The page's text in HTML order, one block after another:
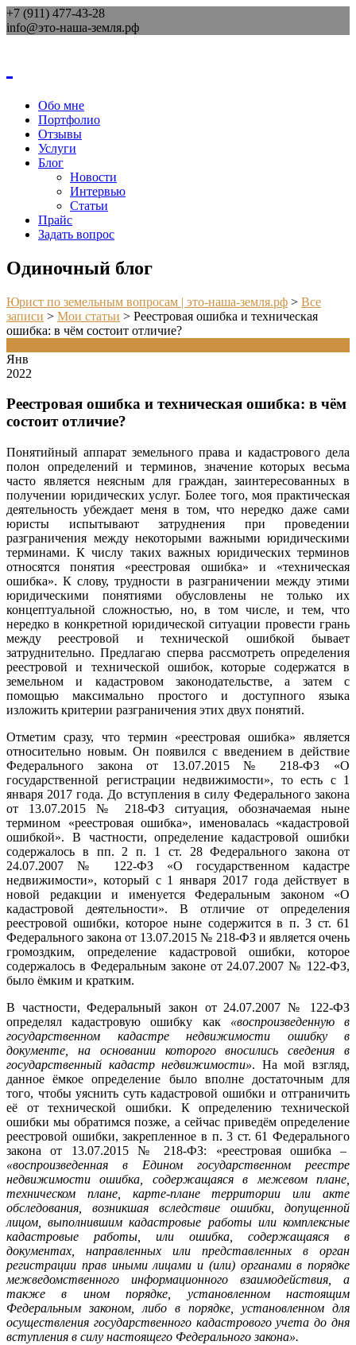
+7 (911) 477-43-28
info@это-наша-земля.рф
Обо мне
Портфолио
Отзывы
Услуги
Блог
Новости
Интервью
Статьи
Прайс
Задать вопрос
Одиночный блог
Юрист по земельным вопросам | это-наша-земля.рф > Все
записи > Мои статьи > Реестровая ошибка и техническая
ошибка: в чём состоит отличие?
Янв
2022
Реестровая ошибка и техническая ошибка: в чём
состоит отличие?
Понятийный аппарат земельного права и кадастрового дела
полон определений и терминов, значение которых весьма
часто является неясным для граждан, заинтересованных в
получении юридических услуг. Более того, моя практическая
деятельность убеждает меня в том, что нередко даже сами
юристы испытывают затруднения при проведении
разграничения между некоторыми важными юридическими
терминами. К числу таких важных юридических терминов
относятся понятия «реестровая ошибка» и «техническая
ошибка». К слову, трудности в разграничении между этими
юридическими понятиями обусловлены не только их
концептуальной сложностью, но, в том числе, и тем, что
нередко в конкретной юридической ситуации провести грань
между реестровой и технической ошибкой бывает
затруднительно. Предлагаю сперва рассмотреть определения
реестровой и технической ошибок, которые содержатся в
земельном и кадастровом законодательстве, а затем с
помощью максимально простого и доступного языка
изложить критерии разграничения этих двух понятий.
Отметим сразу, что термин «реестровая ошибка» является
относительно новым. Он появился с введением в действие
Федерального закона от 13.07.2015 № 218-ФЗ «О
государственной регистрации недвижимости», то есть с 1
января 2017 года. До вступления в силу Федерального закона
от 13.07.2015 № 218-ФЗ ситуация, обозначаемая ныне
термином «реестровая ошибка», именовалась «кадастровой
ошибкой». В частности, определение кадастровой ошибки
содержалось в пп. 2 п. 1 ст. 28 Федерального закона от
24.07.2007 № 122-ФЗ «О государственном кадастре
недвижимости», который с 1 января 2017 года действует в
новой редакции и именуется Федеральным законом «О
кадастровой деятельности». В отличие от определения
реестровой ошибки, которое ныне содержится в п. 3 ст. 61
Федерального закона от 13.07.2015 № 218-ФЗ и является очень
громоздким, определение кадастровой ошибки, которое
содержалось в Федеральным законе от 24.07.2007 № 122-ФЗ,
было ёмким и кратким.
В частности, Федеральный закон от 24.07.2007 № 122-ФЗ
определял кадастровую ошибку как «воспроизведенную в
государственном кадастре недвижимости ошибку в
документе, на основании которого вносились сведения в
государственный кадастр недвижимости». На мой взгляд,
данное ёмкое определение было вполне достаточным для
того, чтобы уяснить суть кадастровой ошибки и отграничить
её от технической ошибки. К определению технической
ошибки мы обратимся позже, а сейчас приведём определение
реестровой ошибки, закрепленное в п. 3 ст. 61 Федерального
закона от 13.07.2015 № 218-ФЗ: «реестровая ошибка –
«воспроизведенная в Едином государственном реестре
недвижимости ошибка, содержащаяся в межевом плане,
техническом плане, карте-плане территории или акте
обследования, возникшая вследствие ошибки, допущенной
лицом, выполнившим кадастровые работы или комплексные
кадастровые работы, или ошибка, содержащаяся в
документах, направленных или представленных в орган
регистрации прав иными лицами и (или) органами в порядке
межведомственного информационного взаимодействия, а
также в ином порядке, установленном настоящим
Федеральным законом, либо в порядке, установленном для
осуществления государственного кадастрового учета до дня
вступления в силу настоящего Федерального закона».